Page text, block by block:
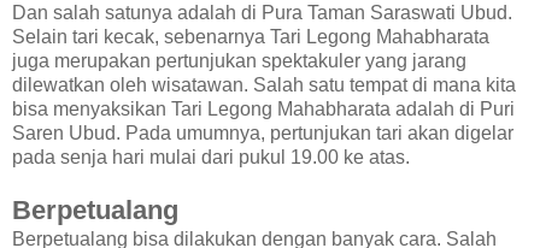
Dan salah satunya adalah di Pura Taman Saraswati Ubud.
Selain tari kecak, sebenarnya Tari Legong Mahabharata
juga merupakan pertunjukan spektakuler yang jarang
dilewatkan oleh wisatawan. Salah satu tempat di mana kita
bisa menyaksikan Tari Legong Mahabharata adalah di Puri
Saren Ubud. Pada umumnya, pertunjukan tari akan digelar
pada senja hari mulai dari pukul 19.00 ke atas.
Berpetualang
Berpetualang bisa dilakukan dengan banyak cara. Salah